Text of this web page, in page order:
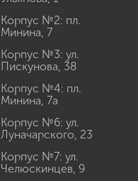
Корпус №2: пл.
Минина, 7
Корпус №3: ул.
Пискунова, 38
Корпус №4: пл.
Минина, 7а
Корпус №6: ул.
Луначарского, 23
Корпус №7: ул.
Челюскинцев, 9